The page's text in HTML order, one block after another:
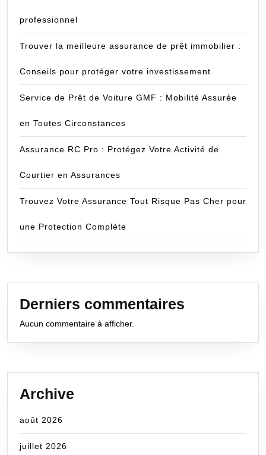
professionnel
Trouver la meilleure assurance de prêt immobilier :
Conseils pour protéger votre investissement
Service de Prêt de Voiture GMF : Mobilité Assurée
en Toutes Circonstances
Assurance RC Pro : Protégez Votre Activité de
Courtier en Assurances
Trouvez Votre Assurance Tout Risque Pas Cher pour
une Protection Complète
Derniers commentaires
Aucun commentaire à afficher.
Archive
août 2026
juillet 2026